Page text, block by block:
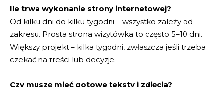
Ile trwa wykonanie strony internetowej?
Od kilku dni do kilku tygodni – wszystko zależy od
zakresu. Prosta strona wizytówka to często 5–10 dni.
Większy projekt – kilka tygodni, zwłaszcza jeśli trzeba
czekać na treści lub decyzje.
Czy muszę mieć gotowe teksty i zdjęcia?